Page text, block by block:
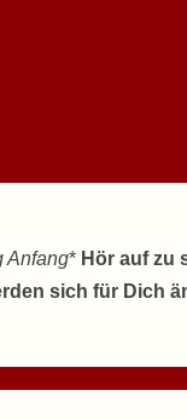
Anfang* Hör auf zu
sich für Dich